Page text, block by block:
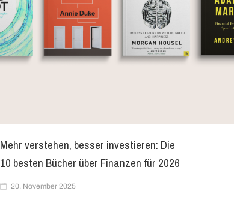
Mehr verstehen, besser investieren: Die
10 besten Bücher über Finanzen für 2026
20. November 2025